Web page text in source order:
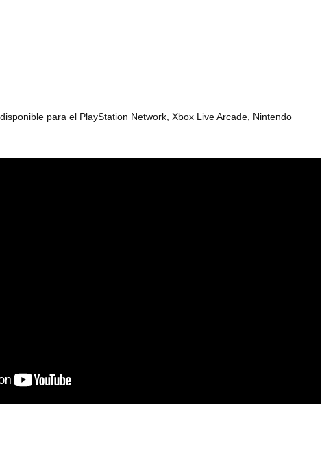
para el PlayStation Network, Xbox Live Arcade, Nintendo